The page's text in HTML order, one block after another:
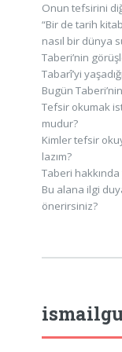
Onun tefsirini
“Bir de tarih
nasıl bir dünya
Taberi’nin
Tabarî’yi
Bugün
Tefsir okumak
mudur?
Kimler tefsir
lazım?
Taberi hakkında
Bu alana ilgi
önerirsiniz?